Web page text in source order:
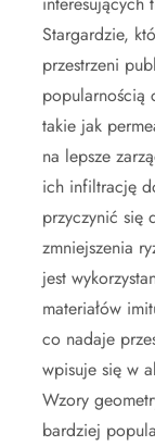
Stargardzie,
przestrzeni
popularnością
takie jak
na lepsze
ich infiltrację
przyczynić się
zmniejszenia
jest
materiałów
co nadaje
wpisuje się w
Wzory
bardziej